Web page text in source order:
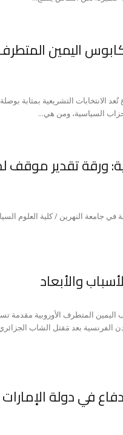
اليمين
الانتخابات التشريعية بمثابة
السياسية، ومن هي...
2023 الافريقية: ورقة تقدير
جامعة النهرين / كلية العلوم
والأبعاد
المتطرف الأوروبية مقدمة
الفرنسية بعد مَقتل الشاب
في دولة الإمارات